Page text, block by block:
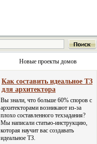
Новые проекты домов
Как составить идеальное ТЗ
для архитектора
Вы знали, что больше 60% споров с
архитекторами возникают из-за
плохо составленного техзадания?
Мы написали статью-инструкцию,
которая научит вас создавать
идеальное ТЗ.